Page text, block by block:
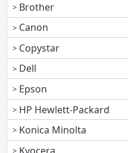
Brother
Canon
Copystar
Dell
Epson
HP Hewlett-Packard
Konica Minolta